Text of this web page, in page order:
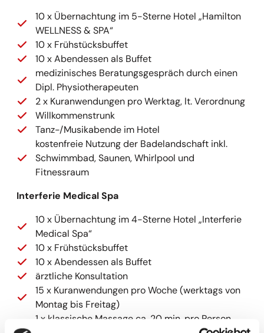
10 x Übernachtung im 5-Sterne Hotel „Hamilton
WELLNESS & SPA“
10 x Frühstücksbuffet
10 x Abendessen als Buffet
medizinisches Beratungsgespräch durch einen
Dipl. Physiotherapeuten
2 x Kuranwendungen pro Werktag, lt. Verordnung
Willkommenstrunk
Tanz-/Musikabende im Hotel
kostenfreie Nutzung der Badelandschaft inkl.
Schwimmbad, Saunen, Whirlpool und
Fitnessraum
Interferie Medical Spa
10 x Übernachtung im 4-Sterne Hotel „Interferie
Medical Spa“
10 x Frühstücksbuffet
10 x Abendessen als Buffet
ärztliche Konsultation
15 x Kuranwendungen pro Woche (werktags von
Montag bis Freitag)
1 x klassische Massage ca. 20 min. pro Person